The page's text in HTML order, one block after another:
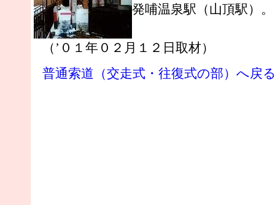
発哺温泉駅（山頂駅）。
（’０１年０２月１２日取材）
普通索道（交走式・往復式の部）へ戻